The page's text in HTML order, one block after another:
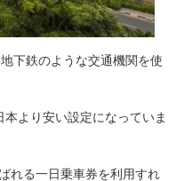
下鉄のような交通機関を使
本より安い設定になっていま
れる一日乗車券を利用すれ